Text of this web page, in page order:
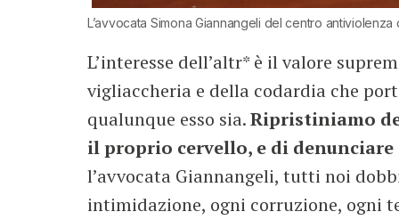
L’avvocata Simona Giannangeli del centro antiviolenza
L’interesse dell’altr* è il valore
vigliaccheria e della codardia che
qualunque esso sia.Ripristiniamo
il proprio cervello, e di denunciare
l’avvocata Giannangeli, tutti noi
intimidazione, ogni corruzione, ogni